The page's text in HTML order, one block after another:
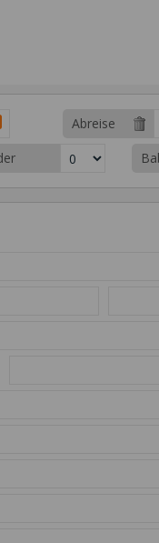
Abreise